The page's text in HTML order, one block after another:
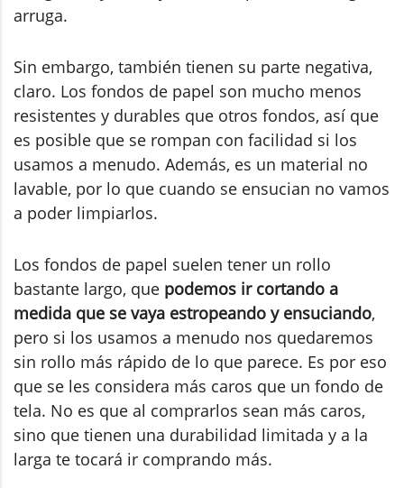
arruga.
Sin embargo, también tienen su parte negativa,
claro. Los fondos de papel son mucho menos
resistentes y durables que otros fondos, así que
es posible que se rompan con facilidad si los
usamos a menudo. Además, es un material no
lavable, por lo que cuando se ensucian no vamos
a poder limpiarlos.
Los fondos de papel suelen tener un rollo
bastante largo, que podemos ir cortando a
medida que se vaya estropeando y ensuciando,
pero si los usamos a menudo nos quedaremos
sin rollo más rápido de lo que parece. Es por eso
que se les considera más caros que un fondo de
tela. No es que al comprarlos sean más caros,
sino que tienen una durabilidad limitada y a la
larga te tocará ir comprando más.